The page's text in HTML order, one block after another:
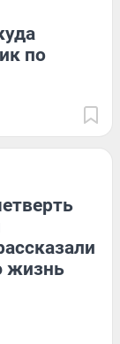
по
жизнь